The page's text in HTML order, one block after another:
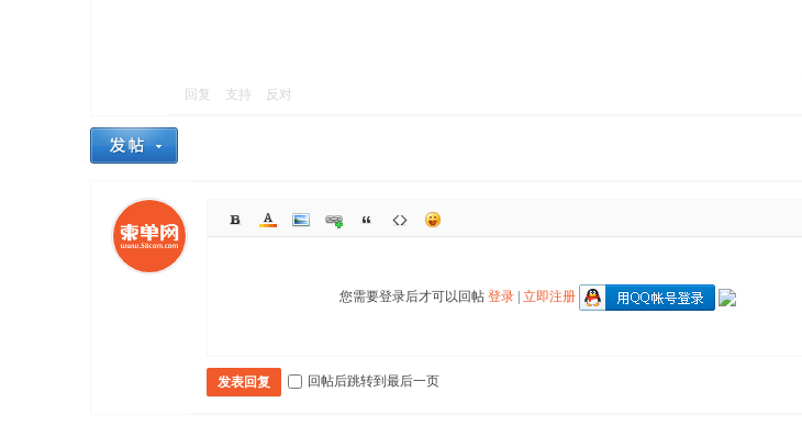
回复 支持 反对
您需要登录后才可以回帖 登录| 立即注册
发表回复 回帖后跳转到最后一页